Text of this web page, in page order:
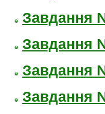
Завдання
Завдання
Завдання
Завдання